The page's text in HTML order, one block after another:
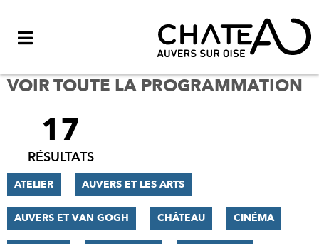
VOIR TOUTE LA PROGRAMMATION
FILTRER
RÉSULTATS
17
RÉSULTATS
ATELIER AUVERS ET LES ARTS
AUVERS ET VAN GOGH CHÂTEAU CINÉMA